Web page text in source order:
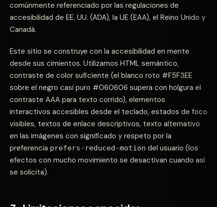
comúnmente referenciado por las regulaciones de
accesibilidad de EE. UU. (ADA), la UE (EAA), el Reino Unido y
Canadá.
Este sitio se construye con la accesibilidad en mente
desde sus cimientos. Utilizamos HTML semántico,
contraste de color suficiente (el blanco roto #F5F3EE
sobre el negro casi puro #060606 supera con holgura el
contraste AAA para texto corrido), elementos
interactivos accesibles desde el teclado, estados de foco
visibles, textos de enlace descriptivos, texto alternativo
en las imágenes con significado y respeto por la
preferencia prefers-reduced-motion del usuario (los
efectos con mucho movimiento se desactivan cuando así
se solicita).